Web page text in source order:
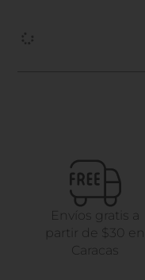
Envíos gratis a
partir de $30 en
Caracas